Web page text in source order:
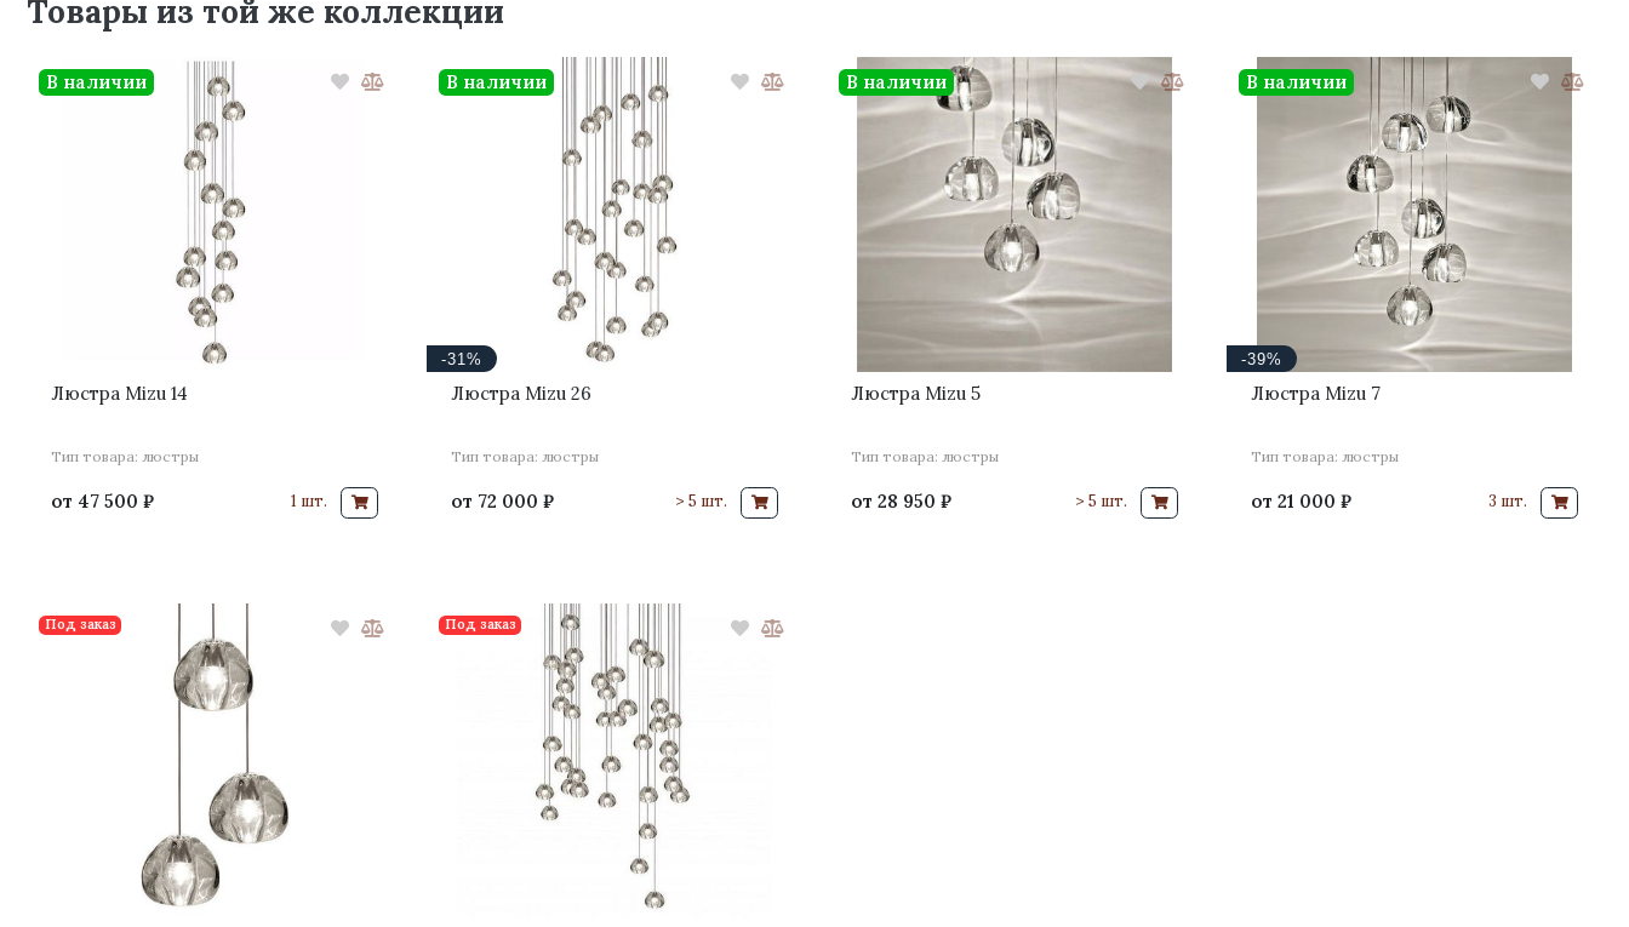
Товары из той же коллекции
Люстра Mizu 14
Тип товара: люстры
от 47 500 ₽
В наличии
1 шт.
-31%
Люстра Mizu 26
Тип товара: люстры
от 72 000 ₽
В наличии
> 5 шт.
Люстра Mizu 5
Тип товара: люстры
от 28 950 ₽
В наличии
> 5 шт.
-39%
Люстра Mizu 7
Тип товара: люстры
от 21 000 ₽
В наличии
3 шт.
Под заказ Под заказ